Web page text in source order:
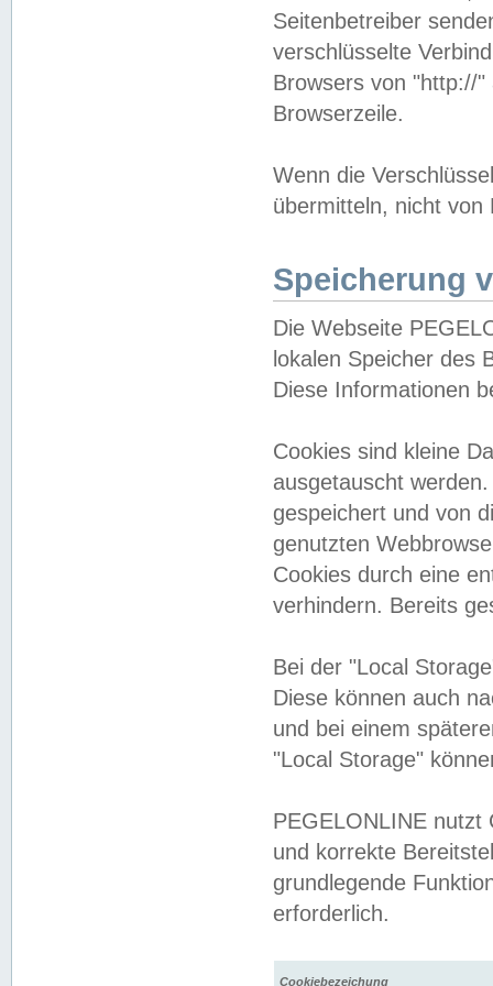
Seitenbetreiber
verschlüsselte
Browsers von "http://
Browserzeile.
Wenn die
übermitteln, nicht von
Speicherung
Die Webseite
lokalen Speicher des
Diese Informationen
Cookies sind kleine
ausgetauscht
gespeichert und von
genutzten
Cookies durch eine
verhindern. Bereits
Bei der "Local
Diese können auch
und bei einem
"Local Storage"
PEGELONLINE nutzt
und korrekte
grundlegende
erforderlich.
Cookiebezeichung